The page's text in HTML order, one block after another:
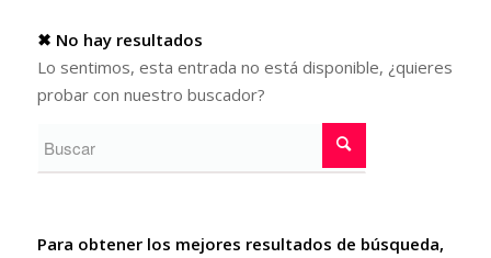
✖ No hay resultados
Lo sentimos, esta entrada no está disponible, ¿quieres
probar con nuestro buscador?
Para obtener los mejores resultados de búsqueda,